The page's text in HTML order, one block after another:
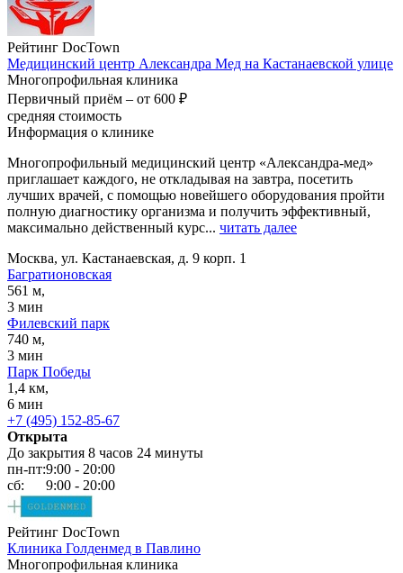
Рейтинг DocTown
Медицинский центр Александра Мед на Кастанаевской улице
Многопрофильная клиника
Первичный приём – от 600 ₽
средняя стоимость
Информация о клинике
Многопрофильный медицинский центр «Александра-мед»
приглашает каждого, не откладывая на завтра, посетить
лучших врачей, с помощью новейшего оборудования пройти
полную диагностику организма и получить эффективный,
максимально действенный курс... читать далее
Москва, ул. Кастанаевская, д. 9 корп. 1
Багратионовская
561 м,
3 мин
Филевский парк
740 м,
3 мин
Парк Победы
1,4 км,
6 мин
+7 (495) 152-85-67
Открыта
До закрытия 8 часов 24 минуты
пн-пт:9:00 - 20:00
сб:
9:00 - 20:00
Рейтинг DocTown
Клиника Голденмед в Павлино
Многопрофильная клиника